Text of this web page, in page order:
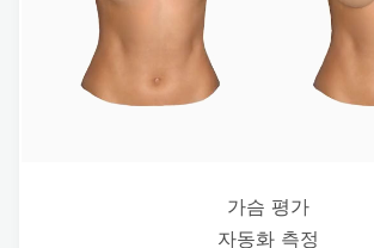
가슴 평가
자동화 측정